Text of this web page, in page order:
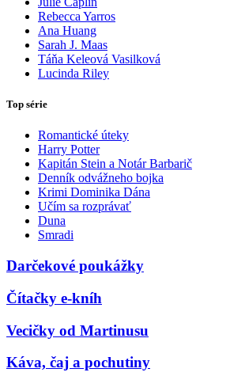
Rebecca Yarros
Ana Huang
Sarah J. Maas
Táňa Keleová Vasilková
Lucinda Riley
Top série
Romantické úteky
Harry Potter
Kapitán Stein a Notár Barbarič
Denník odvážneho bojka
Krimi Dominika Dána
Učím sa rozprávať
Duna
Smradi
Darčekové poukážky
Čítačky e-kníh
Vecičky od Martinusu
Káva, čaj a pochutiny